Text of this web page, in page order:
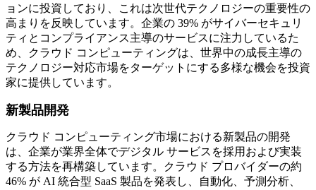
ョンに投資しており、これは次世代テクノロジーの重要性の
高まりを反映しています。企業の 39% がサイバーセキュリ
ティとコンプライアンス主導のサービスに注力しているた
め、クラウド コンピューティングは、世界中の成長主導の
テクノロジー対応市場をターゲットにする多様な機会を投資
家に提供しています。
新製品開発
クラウド コンピューティング市場における新製品の開発
は、企業が業界全体でデジタル サービスを採用および実装
する方法を再構築しています。クラウド プロバイダーの約
46% が AI 統合型 SaaS 製品を発表し、自動化、予測分析、